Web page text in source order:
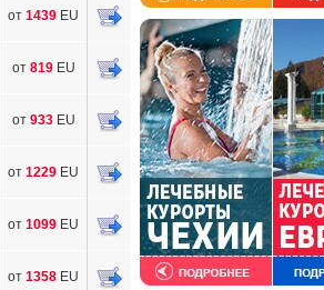
от 1439 EU
от 819EU
от 933EU
от 1229 EU
от 1099 EU
от 1358 EU